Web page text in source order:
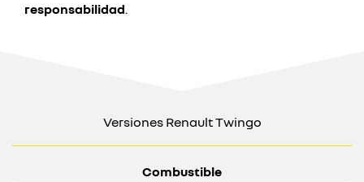
responsabilidad.
Versiones Renault Twingo
Combustible